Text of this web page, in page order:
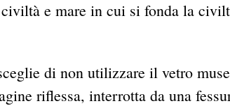
e mare in cui si fonda la
di non utilizzare il vetro
riflessa, interrotta da una